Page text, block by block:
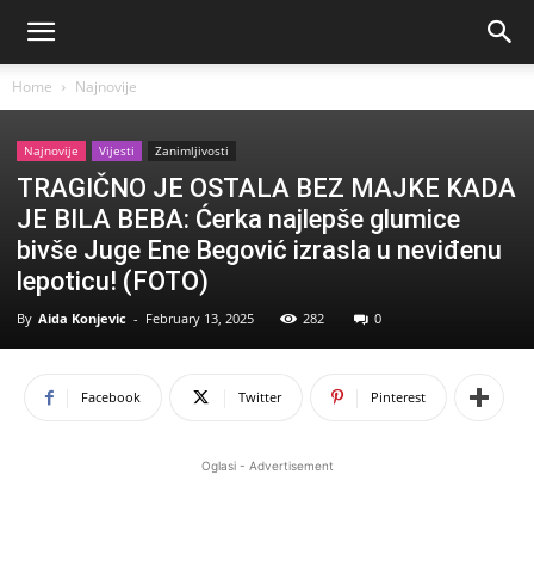
Home Najnovije
Najnovije Vijesti Zanimljivosti
TRAGIČNO JE OSTALA BEZ MAJKE KADA
JE BILA BEBA: Ćerka najlepše glumice
bivše Juge Ene Begović izrasla u neviđenu
lepoticu! (FOTO)
By Aida Konjevic - February 13, 2025 282 0
Facebook Twitter Pinterest
Oglasi - Advertisement